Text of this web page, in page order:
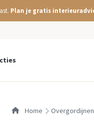
Plan je gratis
Home overgordijnen